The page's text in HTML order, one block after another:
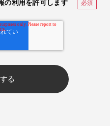
の利用を許可します